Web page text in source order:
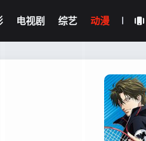
电视剧 综艺 动漫